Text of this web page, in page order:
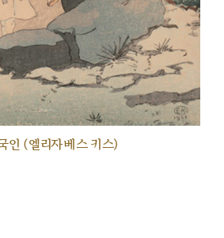
인 (엘리자베스 키스)